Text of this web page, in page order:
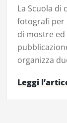
La Scuola di
fotografi per
di mostre
organizza
Leggi